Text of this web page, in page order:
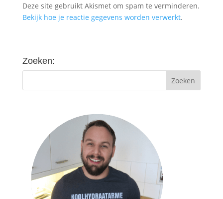
Deze site gebruikt Akismet om spam te verminderen.
Bekijk hoe je reactie gegevens worden verwerkt.
Zoeken: